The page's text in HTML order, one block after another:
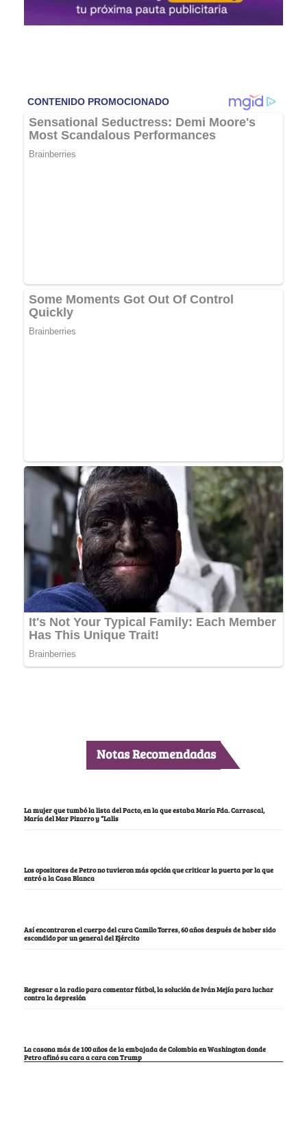
Notas Recomendadas
La mujer que tumbó la lista del Pacto, en la que estaba María Fda. Carrascal,
María del Mar Pizarro y “Lalis
Los opositores de Petro no tuvieron más opción que criticar la puerta por la que
entró a la Casa Blanca
Así encontraron el cuerpo del cura Camilo Torres, 60 años después de haber sido
escondido por un general del Ejército
Regresar a la radio para comentar fútbol, la solución de Iván Mejía para luchar
contra la depresión
La casona más de 100 años de la embajada de Colombia en Washington donde
Petro afinó su cara a cara con Trump